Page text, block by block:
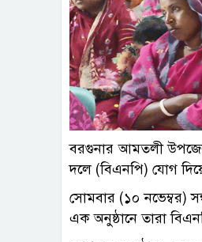
বরগুনার আমতলী
দলে (বিএনপি) যোগ
সোমবার (১০ নভেম্বর)
এক অনুষ্ঠানে তারা